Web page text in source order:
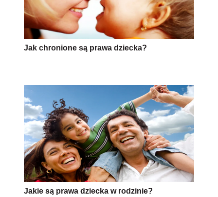
Jak chronione są prawa dziecka?
Jakie są prawa dziecka w rodzinie?